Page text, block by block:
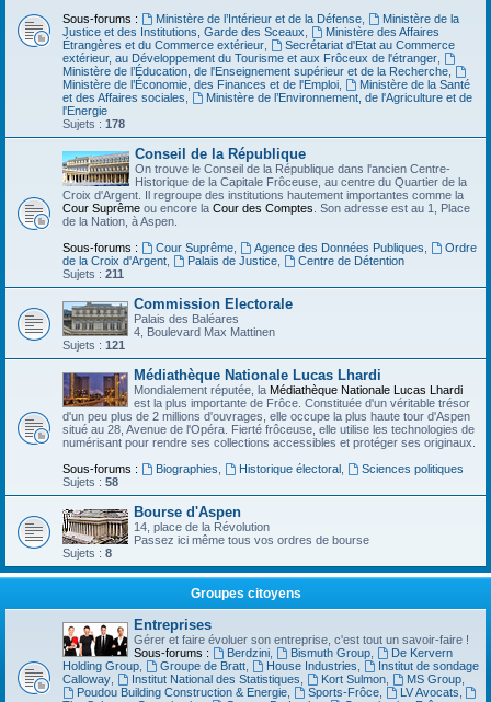
Sous-forums :
Ministère de l’Intérieur et de la Défense,
Ministère de la
Justice et des Institutions, Garde des Sceaux
Ministère des Affaires
Étrangères et du Commerce extérieur
Secrétariat d'Etat au Commerce
extérieur, au Développement du Tourisme et aux Frôceux de l'étranger
Ministère de l’Éducation, de l'Enseignement supérieur et de la Recherche
Ministère de l’Économie, des Finances et de l'Emploi
Ministère de la Santé
et des Affaires sociales
Ministère de l’Environnement, de l'Agriculture et de
l'Energie
Sujets : 178
Conseil de la République
On trouve le Conseil de la République dans l'ancien Centre-
Historique de la Capitale Frôceuse, au centre du Quartier de la
Croix d'Argent. Il regroupe des institutions hautement importantes comme la
Cour Suprême ou encore la Cour des Comptes . Son adresse est au 1, Place
de la Nation, à Aspen.
Sous-forums :
Cour Suprême, Agence des Données Publiques
Ordre
de la Croix d'Argent
Palais de Justice,
Centre de Détention
Sujets : 211
Commission Electorale
Palais des Baléares
4, Boulevard Max Mattinen
Sujets : 121
Médiathèque Nationale Lucas Lhardi
Mondialement réputée, la Médiathèque Nationale Lucas Lhardi
est la plus importante de Frôce. Constituée d'un véritable trésor
d'un peu plus de 2 millions d'ouvrages, elle occupe la plus haute tour d'Aspen
situé au 28, Avenue de l'Opéra. Fierté frôceuse, elle utilise les technologies de
numérisant pour rendre ses collections accessibles et protéger ses originaux.
Sous-forums :
Biographies Historique électoral,
Sciences politiques
Sujets : 58
Bourse d'Aspen
14, place de la Révolution
Passez ici même tous vos ordres de bourse
Sujets : 8
Groupes citoyens
Entreprises
Gérer et faire évoluer son entreprise, c'est tout un savoir-faire !
Sous-forums :
Berdzini, Bismuth Group,
De Kervern
Holding Group
Groupe de Bratt, House Industries
Institut de sondage
Calloway
Institut National des Statistiques Kort Sulmon, MS Group,
Poudou Building Construction & Energie, Sports-Frôce, LV Avocats